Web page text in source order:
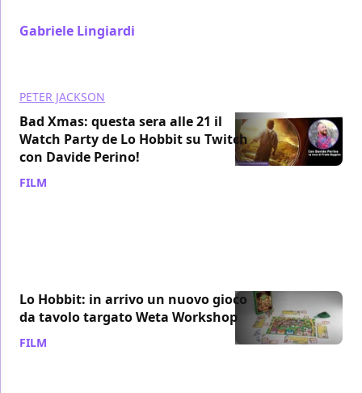
Gabriele Lingiardi
PETER JACKSON
Bad Xmas: questa sera alle 21 il
Watch Party de Lo Hobbit su Twitch
con Davide Perino!
FILM
Lo Hobbit: in arrivo un nuovo gioco
da tavolo targato Weta Workshop
FILM